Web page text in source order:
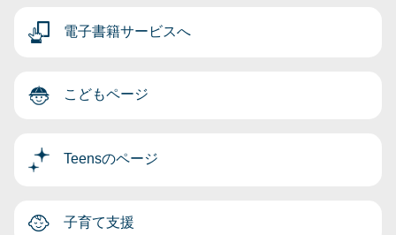
電子書籍サービスへ
こどもページ
Teensのページ
子育て支援